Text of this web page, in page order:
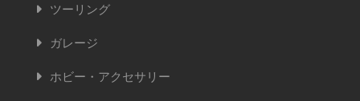
ツーリング
ガレージ
ホビー・アクセサリー